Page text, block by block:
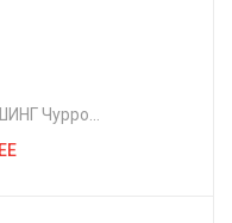
Чурро